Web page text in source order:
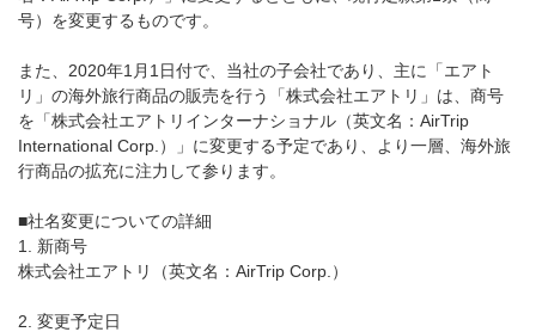
号）を変更するものです。
また、2020年1月1日付で、当社の子会社であり、主に「エアト
リ」の海外旅行商品の販売を行う「株式会社エアトリ」は、商号
を「株式会社エアトリインターナショナル（英文名：AirTrip
International Corp.）」に変更する予定であり、より一層、海外旅
行商品の拡充に注力して参ります。
■社名変更についての詳細
1. 新商号
株式会社エアトリ（英文名：AirTrip Corp.）
2. 変更予定日